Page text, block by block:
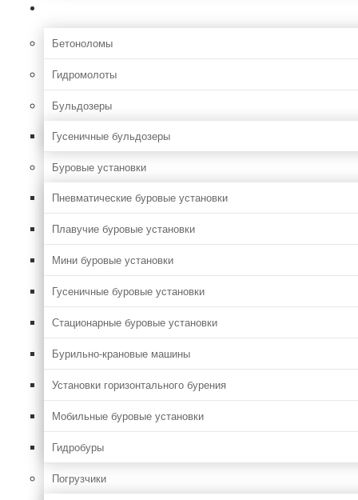
Бетоноломы
Гидромолоты
Бульдозеры
Гусеничные бульдозеры
Буровые установки
Пневматические буровые установки
Плавучие буровые установки
Мини буровые установки
Гусеничные буровые установки
Стационарные буровые установки
Бурильно-крановые машины
Установки горизонтального бурения
Мобильные буровые установки
Гидробуры
Погрузчики